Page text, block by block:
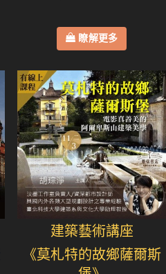
瞭解更多
建築藝術講座
《莫札特的故鄉薩爾斯